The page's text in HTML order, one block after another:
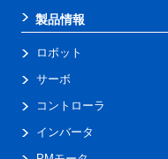
製品情報
ロボット
サーボ
コントローラ
インバータ